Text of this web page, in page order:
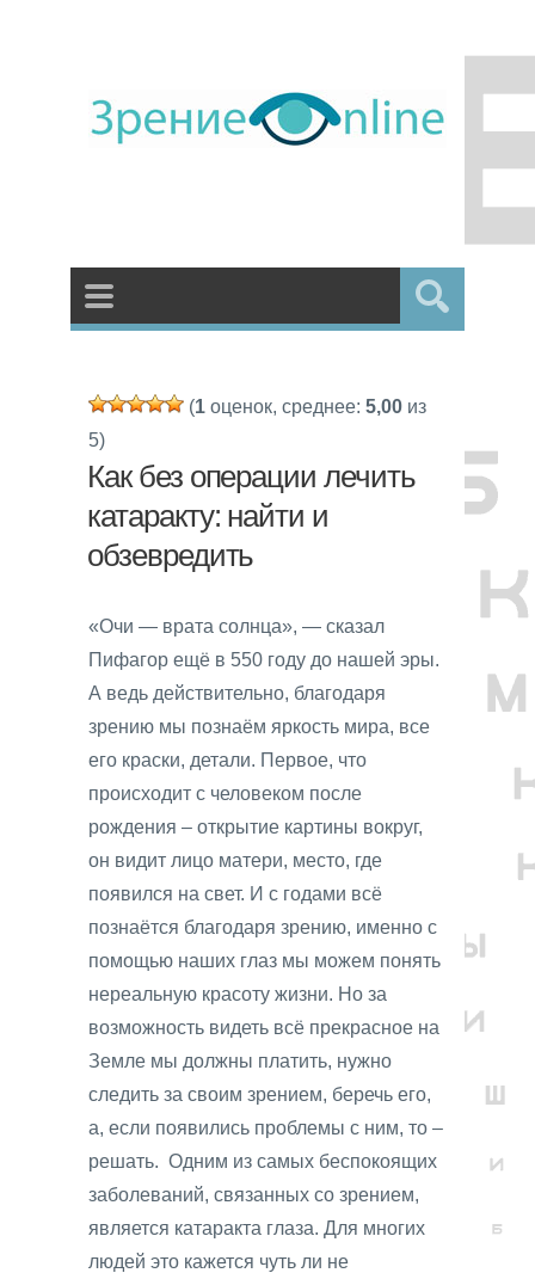
(1 оценок, среднее: 5,00 из
5)
Как без операции лечить
катаракту: найти и
обзевредить
«Очи — врата солнца», — сказал
Пифагор ещё в 550 году до нашей эры.
А ведь действительно, благодаря
зрению мы познаём яркость мира, все
его краски, детали. Первое, что
происходит с человеком после
рождения – открытие картины вокруг,
он видит лицо матери, место, где
появился на свет. И с годами всё
познаётся благодаря зрению, именно с
помощью наших глаз мы можем понять
нереальную красоту жизни. Но за
возможность видеть всё прекрасное на
Земле мы должны платить, нужно
следить за своим зрением, беречь его,
а, если появились проблемы с ним, то –
решать. Одним из самых беспокоящих
заболеваний, связанных со зрением,
является катаракта глаза. Для многих
людей это кажется чуть ли не